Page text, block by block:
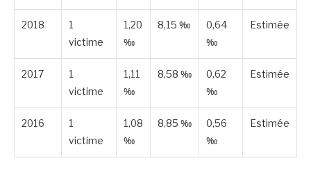
2018
1
victime
1,20
‰
8,15 ‰
0,64
‰
Estimée
2017
1
victime
1,11
‰
8,58 ‰
0,62
‰
Estimée
2016
1
victime
1,08
‰
8,85 ‰
0,56
‰
Estimée